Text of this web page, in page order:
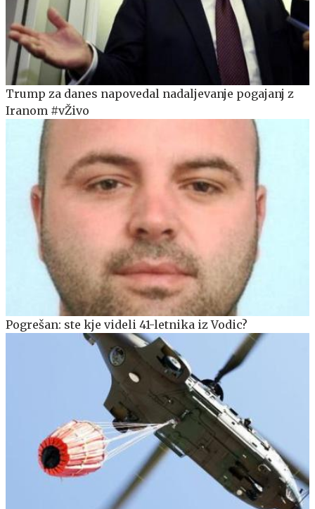
Trump za danes napovedal nadaljevanje pogajanj z
Iranom #vŽivo
Pogrešan: ste kje videli 41-letnika iz Vodic?